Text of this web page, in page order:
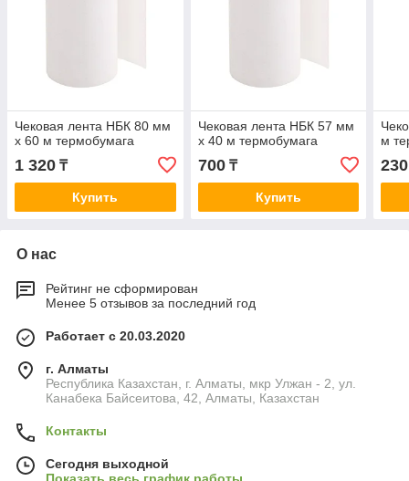
Чековая лента НБК 80 мм
х 60 м термобумага
1 320 ₸
Купить
Чековая лента НБК 57 мм
х 40 м термобумага
700₸
Купить
м
230
О нас
Рейтинг не сформирован
Менее 5 отзывов за последний год
Работает с 20.03.2020
г. Алматы
Республика Казахстан, г. Алматы, мкр Улжан - 2, ул.
Канабека Байсеитова, 42, Алматы, Казахстан
Контакты
Сегодня выходной